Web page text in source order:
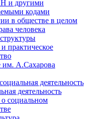
и другими
кодами
в обществе в целом
человека
практическое
им. А.Сахарова
деятельность
деятельность
социальном